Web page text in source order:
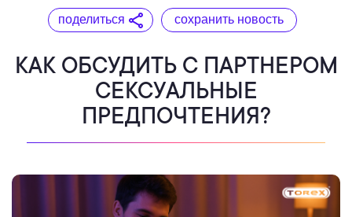
поделиться сохранить новость
КАК ОБСУДИТЬ С ПАРТНЕРОМ
СЕКСУАЛЬНЫЕ
ПРЕДПОЧТЕНИЯ?